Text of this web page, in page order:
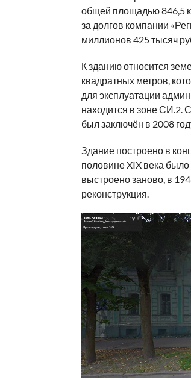
общей площадью 846,5
за долгов компании
миллионов 425 тысяч
К зданию относится
квадратных метров,
для эксплуатации
находится в зоне СИ.2.
был заключён в 2008
Здание построено в
половине XIX века
выстроено заново, в
реконструкция.